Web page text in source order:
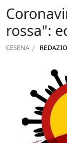
rossa":
CESENA